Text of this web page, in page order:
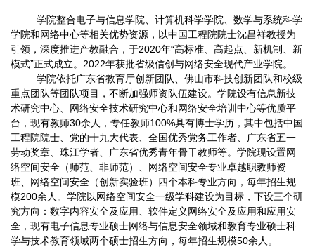
学院整合电子与信息学院、计算机科学学院、数学与系统科学
学院和网络中心等相关优势资源，以中国工程院院士沈昌祥教授为
引领，深度推进产教融合，于2020年“高标准、高起点、新机制、新
模式”正式成立。2022年获批省级信创与网络安全现代产业学院。
学院依托广东省教育厅创新团队、佛山市科技创新团队和校级
重点团队等团队项目，不断加强师资队伍建设。学院设有信息新技
术研究中心、网络安全技术研究中心和网络安全培训中心等优质平
台，现有教师30余人，专任教师100%具有博士学历，其中包括中国
工程院院士、党的十九大代表、全国优秀党务工作者、广东省五一
劳动奖章、珠江学者、广东省优秀青年骨干教师等。学院现设置网
络空间安全（师范、非师范）、网络空间安全专业卓越职教师资
班、网络空间安全（创新实验班）四个本科专业方向，每年招生规
模200余人。学院以网络空间安全一级学科建设为目标，下设三个研
究方向：数字内容安全及应用、软件定义网络安全及应用和应用安
全，现有电子信息专业硕士网络与信息安全领域和教育专业硕士科
学与技术教育领域两个硕士招生方向，每年招生规模50余人。